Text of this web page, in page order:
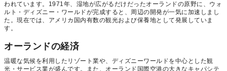
われています。1971年、湿地が広がるだけだったオーランドの原野に、ウォ
ルト・ディズニー・ワールドが完成すると、周辺の開発が一気に加速しまし
た。現在では、アメリカ国内有数の観光および保養地として発展していま
す。
オーランドの経済
温暖な気候を利用したリゾート業や、ディズニーワールドを中心とした観
光・サービス業が盛んです。また、オーランド国際空港の大きなキャパシテ